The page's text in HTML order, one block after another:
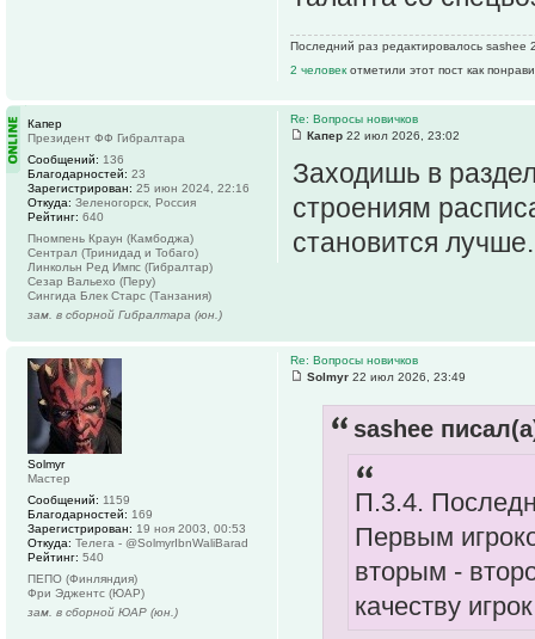
Последний раз редактировалось sashee
2 человек отметили этот пост как
Re: Вопросы новичков
Капер 22 июл 2026, 23:02
Заходишь в
строениям
становится лучше.
Капер
Президент ФФ Гибралтара
Сообщений: 136
Благодарностей: 23
Зарегистрирован: 25 июн 2024, 22:16
Откуда: Зеленогорск, Россия
Рейтинг: 640
Пномпень Краун (Камбоджа)
Сентрал (Тринидад и Тобаго)
Линкольн Ред Импс (Гибралтар)
Сезар Вальехо (Перу)
Сингида Блек Старс (Танзания)
зам. в сборной Гибралтара (юн.)
Re: Вопросы новичков
Solmyr 22 июл 2026, 23:49
sashee
П.3.4.
Первым
вторым -
качеству
Solmyr
Мастер
Сообщений: 1159
Благодарностей: 169
Зарегистрирован: 19 ноя 2003, 00:53
Откуда: Телега - @SolmyrIbnWaliBarad
Рейтинг: 540
ПЕПО (Финляндия)
Фри Эджентс (ЮАР)
зам. в сборной ЮАР (юн.)